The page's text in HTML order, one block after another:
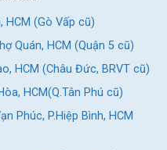
HCM (Gò Vấp cũ)
Quán, HCM (Quận 5 cũ)
HCM (Châu Đức, BRVT cũ)
HCM(Q.Tân Phú cũ)
Phúc, P.Hiệp Bình, HCM